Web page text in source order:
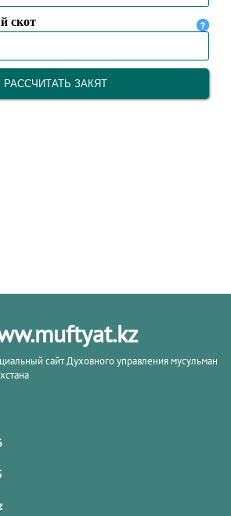
сайт Духовного управления мусульман